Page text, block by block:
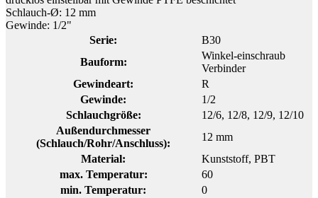
Schlauch-Ø: 12 mm
Gewinde: 1/2"
Serie:
B30
Bauform:
Winkel-einschraub
Verbinder
Gewindeart:
R
Gewinde:
1/2
Schlauchgröße:
12/6, 12/8, 12/9, 12/10
Außendurchmesser
(Schlauch/Rohr/Anschluss):
12 mm
Material:
Kunststoff, PBT
max. Temperatur:
60
min. Temperatur:
0